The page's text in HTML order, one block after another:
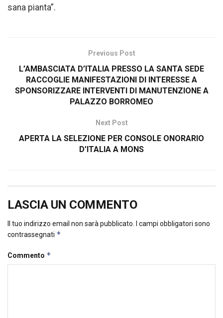
sana pianta”.
Previous Post
L’AMBASCIATA D’ITALIA PRESSO LA SANTA SEDE
RACCOGLIE MANIFESTAZIONI DI INTERESSE A
SPONSORIZZARE INTERVENTI DI MANUTENZIONE A
PALAZZO BORROMEO
Next Post
APERTA LA SELEZIONE PER CONSOLE ONORARIO
D’ITALIA A MONS
LASCIA UN COMMENTO
Il tuo indirizzo email non sarà pubblicato.
I campi obbligatori sono
contrassegnati *
Commento *